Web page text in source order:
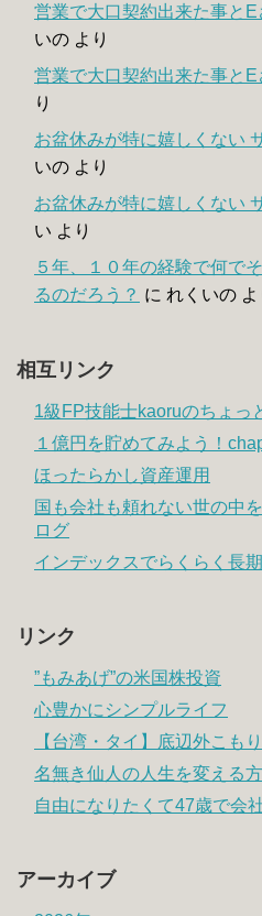
営業で大口契約出来た事と
いの より
営業で大口契約出来た事と
り
お盆休みが特に嬉しくない
いの より
お盆休みが特に嬉しくない
い より
５年、１０年の経験で何で
るのだろう？ に れくいの よ
相互リンク
1級FP技能士kaoruのちょっ
１億円を貯めてみよう！
ほったらかし資産運用
国も会社も頼れない世の中
ログ
インデックスでらくらく長
リンク
”もみあげ”の米国株投資
心豊かにシンプルライフ
【台湾・タイ】底辺外こも
名無き仙人の人生を変える
自由になりたくて47歳で会
アーカイブ